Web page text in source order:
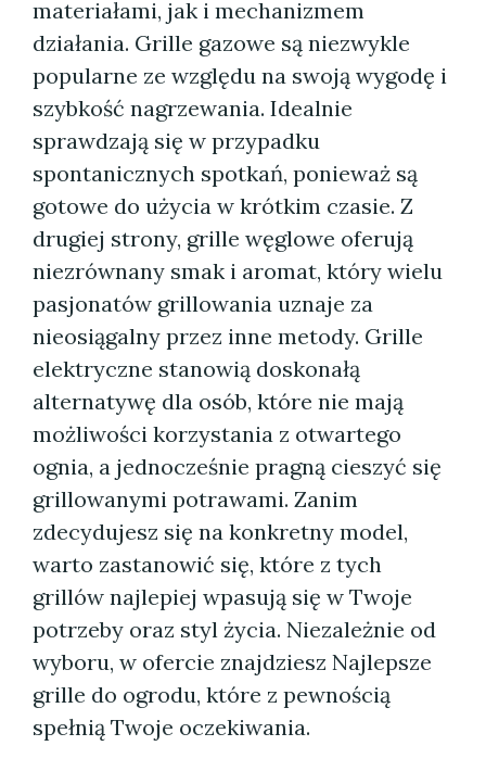
materiałami, jak i mechanizmem
działania. Grille gazowe są niezwykle
popularne ze względu na swoją wygodę i
szybkość nagrzewania. Idealnie
sprawdzają się w przypadku
spontanicznych spotkań, ponieważ są
gotowe do użycia w krótkim czasie. Z
drugiej strony, grille węglowe oferują
niezrównany smak i aromat, który wielu
pasjonatów grillowania uznaje za
nieosiągalny przez inne metody. Grille
elektryczne stanowią doskonałą
alternatywę dla osób, które nie mają
możliwości korzystania z otwartego
ognia, a jednocześnie pragną cieszyć się
grillowanymi potrawami. Zanim
zdecydujesz się na konkretny model,
warto zastanowić się, które z tych
grillów najlepiej wpasują się w Twoje
potrzeby oraz styl życia. Niezależnie od
wyboru, w ofercie znajdziesz Najlepsze
grille do ogrodu, które z pewnością
spełnią Twoje oczekiwania.